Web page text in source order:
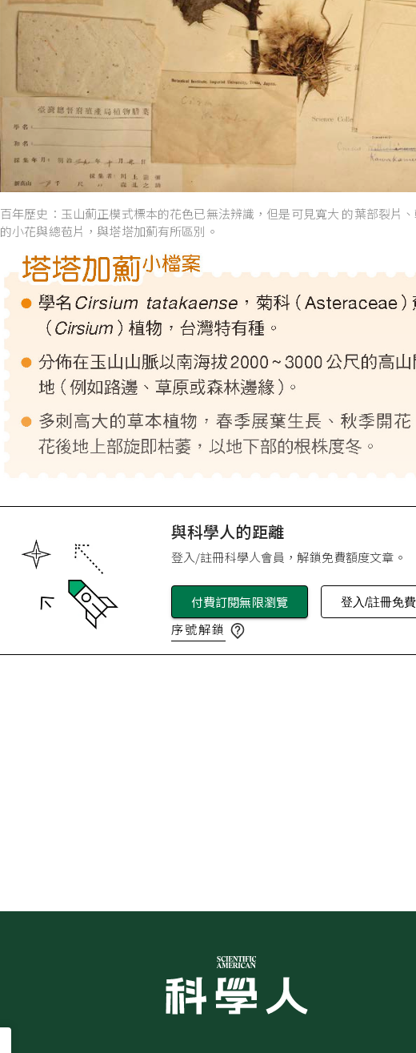
百年歷史：玉山薊正模式標本的花色已無法辨識，但是可見寬大 的葉部裂片
的小花與總苞片，與塔塔加薊有所區別。
與科學人的距離
登入/註冊科學人會員，解鎖免費額度文章。
付費訂閱無限瀏覽 登入/註冊免
序號解鎖